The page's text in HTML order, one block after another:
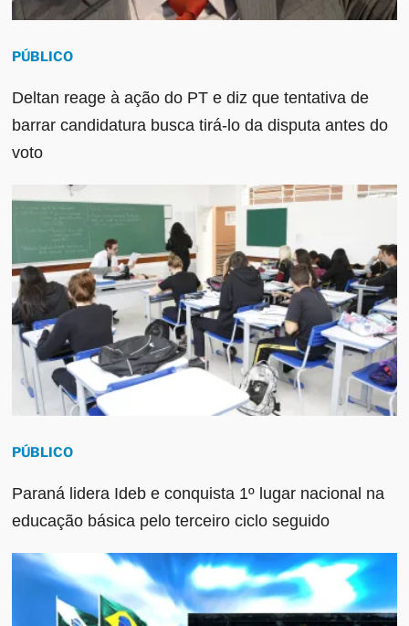
PÚBLICO
Deltan reage à ação do PT e diz que tentativa de
barrar candidatura busca tirá-lo da disputa antes do
voto
PÚBLICO
Paraná lidera Ideb e conquista 1º lugar nacional na
educação básica pelo terceiro ciclo seguido